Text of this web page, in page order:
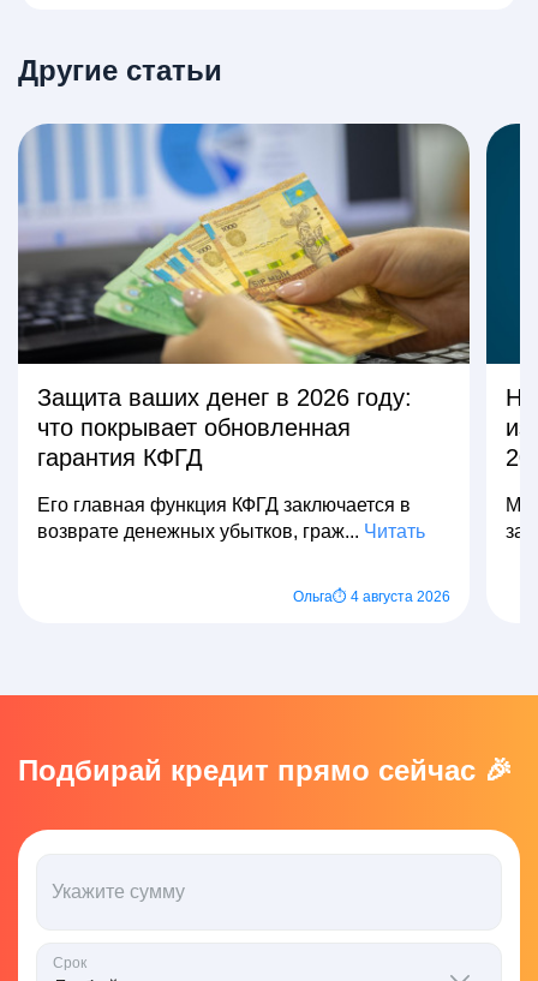
Другие статьи
Защита ваших денег в 2026 году:
что покрывает обновленная
гарантия КФГД
Его главная функция КФГД заключается в
возврате денежных убытков, граж... Читать
Ольга⏱ 4 августа 2026
Подбирай кредит прямо сейчас 🎉
Укажите сумму
Срок